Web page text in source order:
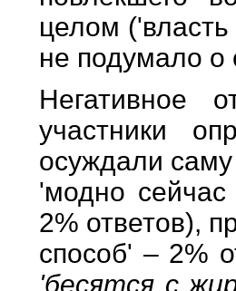
целом
не подумало о
Негативное
участники
осуждали
'модно
2% ответов),
способ' – 2%
'бесятся с